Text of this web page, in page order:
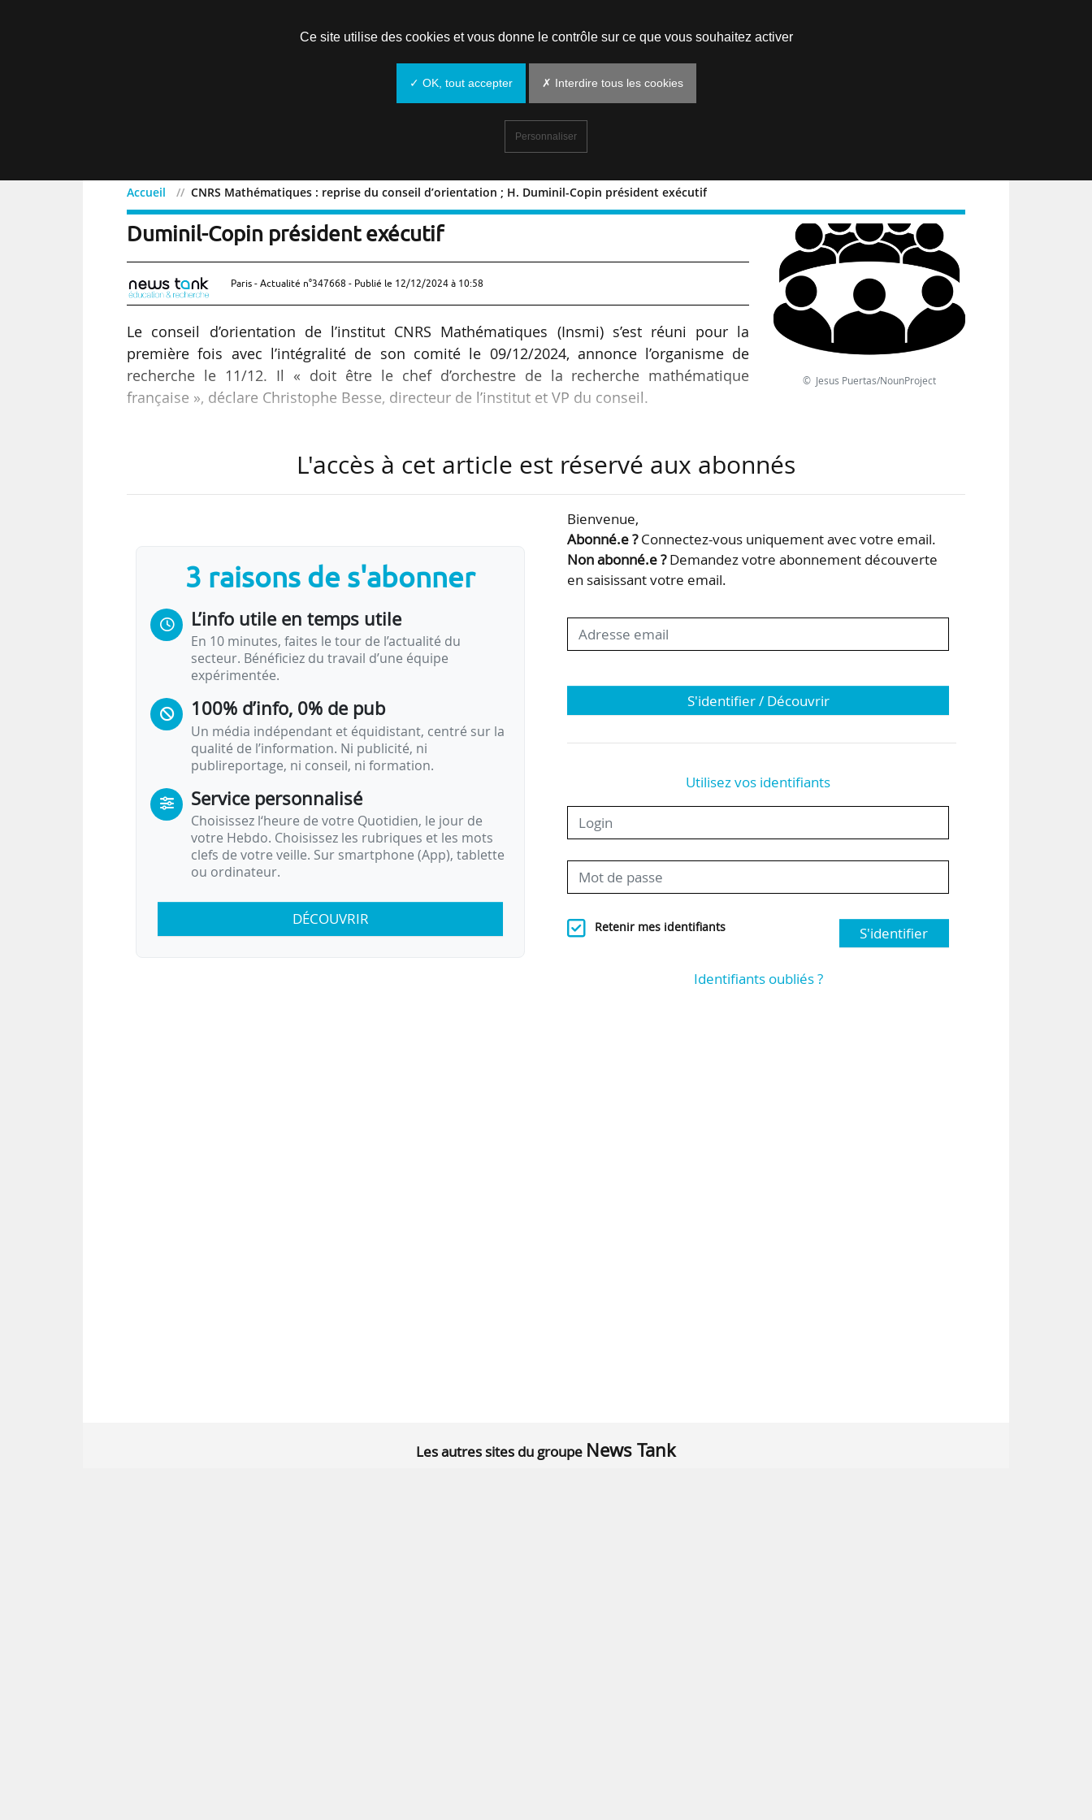
Accueil CNRS Mathématiques : reprise du conseil d’orientation ; H. Duminil-Copin président exécutif
CNRS Mathématiques : reprise du conseil d’orientation ; H.
Duminil-Copin président exécutif
Paris - Actualité n°347668 - Publié le 12/12/2024 à 10:58
Le conseil d’orientation de l’institut CNRS Mathématiques (Insmi) s’est réuni pour la
première fois avec l’intégralité de son comité le 09/12/2024, annonce l’organisme de
recherche le 11/12. Il « doit être le chef d’orchestre de la recherche mathématique
française », déclare Christophe Besse, directeur de l’institut et VP du conseil.
d’une mission nationale. Son conseil d’orientation, prévu à l’article 4 de l’arrêté, ne s’était
« Les directions successives de l’Insmi ont principalement mis en œuvre le premier article
de l’arrêté qui décrit la mission nationale d’animation et de coordination dans le domaine
des mathématiques. Il nous restait les autres articles à mettre en œuvre »…
© Jesus Puertas/NounProject
L'accès à cet article est réservé aux abonnés
3 raisons de s'abonner
L’info utile en temps utile
En 10 minutes, faites le tour de l’actualité du
secteur. Bénéficiez du travail d’une équipe
expérimentée.
100% d’info, 0% de pub
Un média indépendant et équidistant, centré sur la
qualité de l’information. Ni publicité, ni
publireportage, ni conseil, ni formation.
Service personnalisé
Choisissez l‘heure de votre Quotidien, le jour de
votre Hebdo. Choisissez les rubriques et les mots
clefs de votre veille. Sur smartphone (App), tablette
ou ordinateur.
DÉCOUVRIR
Bienvenue,
Abonné.e ?Connectez-vous uniquement avec votre email.
Non abonné.e ?Demandez votre abonnement découverte
en saisissant votre email.
S'identifier / Découvrir
Utilisez vos identifiants
Retenir mes identifiants S'identifier
Identifiants oubliés ?
Les autres sites du groupe News Tank
Ce site utilise des cookies et vous donne le contrôle sur ce que vous souhaitez activer
✓ OK, tout accepter ✗ Interdire tous les cookies
Personnaliser